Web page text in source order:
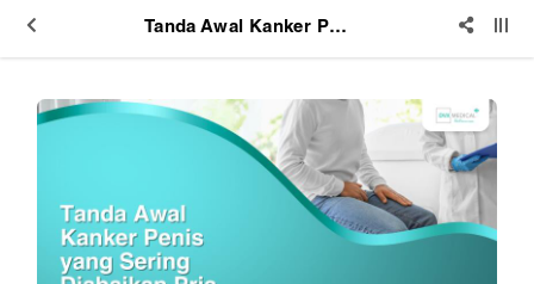
Tanda Awal Kanker Penis yang Sering Diabaikan Pria